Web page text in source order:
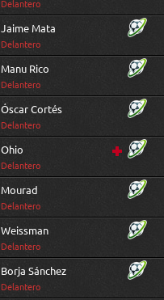
Delantero
Jaime Mata
Delantero
Manu Rico
Delantero
Óscar Cortés
Delantero
Ohio
Delantero
Mourad
Delantero
Weissman
Delantero
Borja Sánchez
Delantero